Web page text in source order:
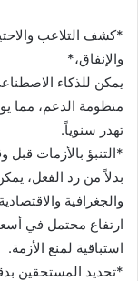
*كشف التلاعب
والإنفاق،*
يمكن للذكاء
منظومة الدعم، مما
تهدر سنوياً.
*التنبؤ بالأزمات قبل
بدلاً من رد الفعل،
والجغرافية
ارتفاع محتمل في
استباقية لمنع الأزمة.
*تحديد المستحقين